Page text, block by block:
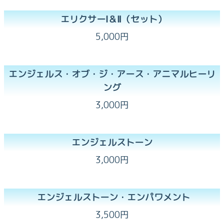
エリクサーⅠ＆Ⅱ（セット）
5,000円
‪エンジェルス・オブ・ジ・アース・アニマルヒーリ
ング
3,000円
エンジェルストーン
3,000円
エンジェルストーン・エンパワメント
3,500円